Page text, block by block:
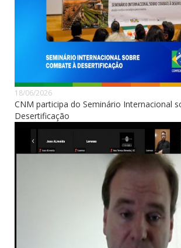
18/06/2026
CNM participa do Seminário Internacional
Desertificação